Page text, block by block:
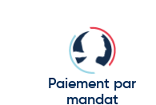
Paiement par
mandat